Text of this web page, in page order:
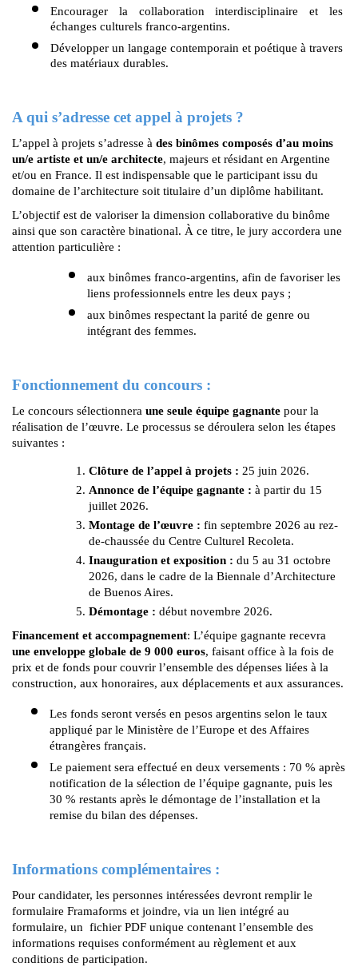
Encourager la collaboration interdisciplinaire et les
échanges culturels franco-argentins.
Développer un langage contemporain et poétique à travers
des matériaux durables.
A qui s’adresse cet appel à projets ?
L’appel à projets s’adresse à des binômes composés d’au moins
un/e artiste et un/e architecte, majeurs et résidant en Argentine
et/ou en France. Il est indispensable que le participant issu du
domaine de l’architecture soit titulaire d’un diplôme habilitant.
L’objectif est de valoriser la dimension collaborative du binôme
ainsi que son caractère binational. À ce titre, le jury accordera une
attention particulière :
aux binômes franco-argentins, afin de favoriser les
liens professionnels entre les deux pays ;
aux binômes respectant la parité de genre ou
intégrant des femmes.
Fonctionnement du concours :
Le concours sélectionnera une seule équipe gagnante pour la
réalisation de l’œuvre. Le processus se déroulera selon les étapes
suivantes :
Clôture de l’appel à projets : 25 juin 2026.
Annonce de l’équipe gagnante : à partir du 15
juillet 2026.
Montage de l’œuvre : fin septembre 2026 au rez-
de-chaussée du Centre Culturel Recoleta.
Inauguration et exposition : du 5 au 31 octobre
2026, dans le cadre de la Biennale d’Architecture
de Buenos Aires.
Démontage : début novembre 2026.
Financement et accompagnement
une enveloppe globale de 9 000 euros, faisant office à la fois de
prix et de fonds pour couvrir l’ensemble des dépenses liées à la
construction, aux honoraires, aux déplacements et aux assurances.
Les fonds seront versés en pesos argentins selon le taux
appliqué par le Ministère de l’Europe et des Affaires
étrangères français.
Le paiement sera effectué en deux versements : 70 % après
notification de la sélection de l’équipe gagnante, puis les
30 % restants après le démontage de l’installation et la
remise du bilan des dépenses.
Informations complémentaires :
Pour candidater, les personnes intéressées devront remplir le
formulaire Framaforms et joindre, via un lien intégré au
formulaire, un  fichier PDF unique contenant l’ensemble des
informations requises conformément au règlement et aux
conditions de participation.